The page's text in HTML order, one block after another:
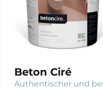
Beton Ciré
Authentischer und